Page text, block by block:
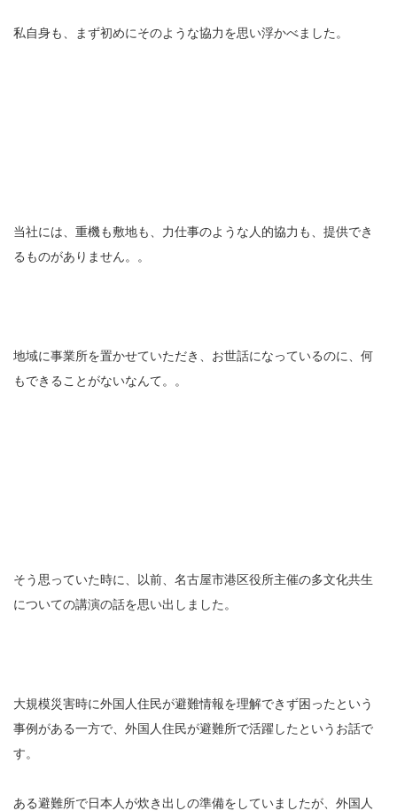
私自身も、まず初めにそのような協力を思い浮かべました。
当社には、重機も敷地も、力仕事のような人的協力も、提供でき
るものがありません。。
地域に事業所を置かせていただき、お世話になっているのに、何
もできることがないなんて。。
そう思っていた時に、以前、名古屋市港区役所主催の多文化共生
についての講演の話を思い出しました。
大規模災害時に外国人住民が避難情報を理解できず困ったという
事例がある一方で、外国人住民が避難所で活躍したというお話で
す。
ある避難所で日本人が炊き出しの準備をしていましたが、外国人